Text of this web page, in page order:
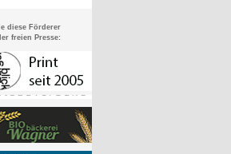
diese Förderer
freien Presse: